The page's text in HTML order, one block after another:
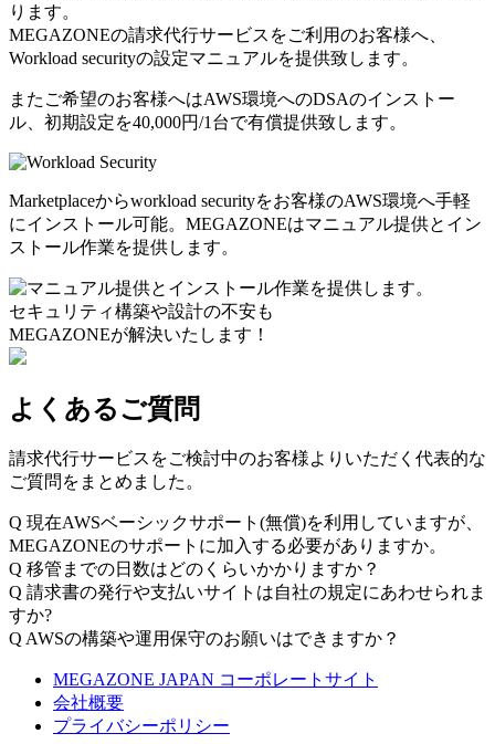
ります。
MEGAZONEの請求代行サービスをご利用のお客様へ、
Workload securityの設定マニュアルを提供致します。
またご希望のお客様へはAWS環境へのDSAのインストー
ル、初期設定を40,000円/1台で有償提供致します。
Marketplaceからworkload securityをお客様のAWS環境へ手軽
にインストール可能。MEGAZONEはマニュアル提供とイン
ストール作業を提供します。
セキュリティ構築や設計の不安も
MEGAZONEが解決いたします！
よくあるご質問
請求代行サービスをご検討中のお客様よりいただく代表的な
ご質問をまとめました。
Q 現在AWSベーシックサポート(無償)を利用していますが、
MEGAZONEのサポートに加入する必要がありますか。
Q 移管までの日数はどのくらいかかりますか？
Q 請求書の発行や支払いサイトは自社の規定にあわせられま
すか?
Q AWSの構築や運用保守のお願いはできますか？
MEGAZONE JAPAN コーポレートサイト
会社概要
プライバシーポリシー